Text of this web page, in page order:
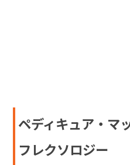
ペディキュア・マ
フレクソロジー